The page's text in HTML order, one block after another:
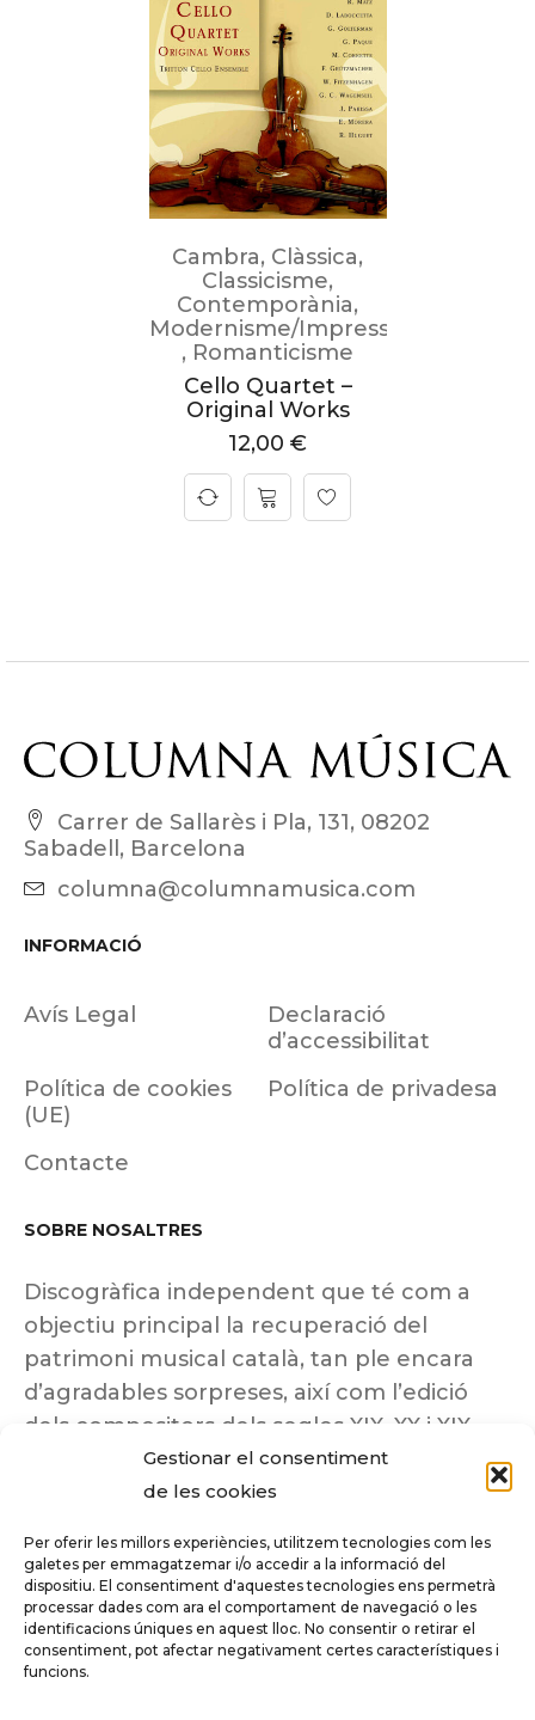
Gestionar el consentiment
de les cookies
Per oferir les millors experiències, utilitzem tecnologies com les
galetes per emmagatzemar i/o accedir a la informació del
dispositiu. El consentiment d'aquestes tecnologies ens permetrà
processar dades com ara el comportament de navegació o les
identificacions úniques en aquest lloc. No consentir o retirar el
consentiment, pot afectar negativament certes característiques i
funcions.
Cambra, Clàssica,
Classicisme,
Contemporània,
Modernisme/Impressionisme
, Romanticisme
Cello Quartet –
Original Works
12,00 €
Carrer de Sallarès i Pla, 131, 08202
Sabadell, Barcelona
columna@columnamusica.com
INFORMACIÓ
Avís Legal
Declaració
d’accessibilitat
Política de cookies
(UE)
Política de privadesa
Contacte
SOBRE NOSALTRES
Discogràfica independent que té com a
objectiu principal la recuperació del
patrimoni musical català, tan ple encara
d’agradables sorpreses, així com l’edició
dels compositors dels segles XIX, XX i XIX
insuficientment coneguts.
Tots els drets reservats a ©Columna
Música.